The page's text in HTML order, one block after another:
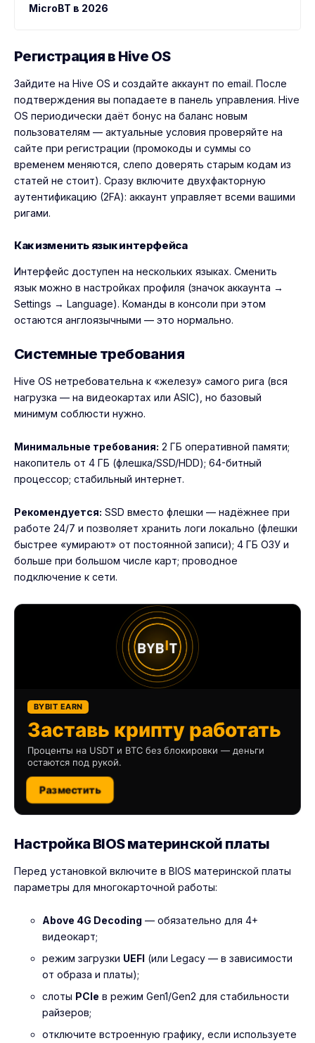
MicroBT в 2026
Регистрация в Hive OS
Зайдите на Hive OS и создайте аккаунт по email. После
подтверждения вы попадаете в панель управления. Hive
OS периодически даёт бонус на баланс новым
пользователям — актуальные условия проверяйте на
сайте при регистрации (промокоды и суммы со
временем меняются, слепо доверять старым кодам из
статей не стоит). Сразу включите двухфакторную
аутентификацию (2FA): аккаунт управляет всеми вашими
ригами.
Как изменить язык интерфейса
Интерфейс доступен на нескольких языках. Сменить
язык можно в настройках профиля (значок аккаунта →
Settings → Language). Команды в консоли при этом
остаются англоязычными — это нормально.
Системные требования
Hive OS нетребовательна к «железу» самого рига (вся
нагрузка — на видеокартах или ASIC), но базовый
минимум соблюсти нужно.
Минимальные требования: 2 ГБ оперативной памяти;
накопитель от 4 ГБ (флешка/SSD/HDD); 64-битный
процессор; стабильный интернет.
Рекомендуется: SSD вместо флешки — надёжнее при
работе 24/7 и позволяет хранить логи локально (флешки
быстрее «умирают» от постоянной записи); 4 ГБ ОЗУ и
больше при большом числе карт; проводное
подключение к сети.
BYBIT EARN
Заставь крипту работать
Проценты на USDT и BTC без блокировки — деньги
остаются под рукой.
Разместить
Настройка BIOS материнской платы
Перед установкой включите в BIOS материнской платы
параметры для многокарточной работы:
Above 4G Decoding — обязательно для 4+
видеокарт;
режим загрузки UEFI (или Legacy — в зависимости
от образа и платы);
слоты PCIe в режим Gen1/Gen2 для стабильности
райзеров;
отключите встроенную графику, если используете